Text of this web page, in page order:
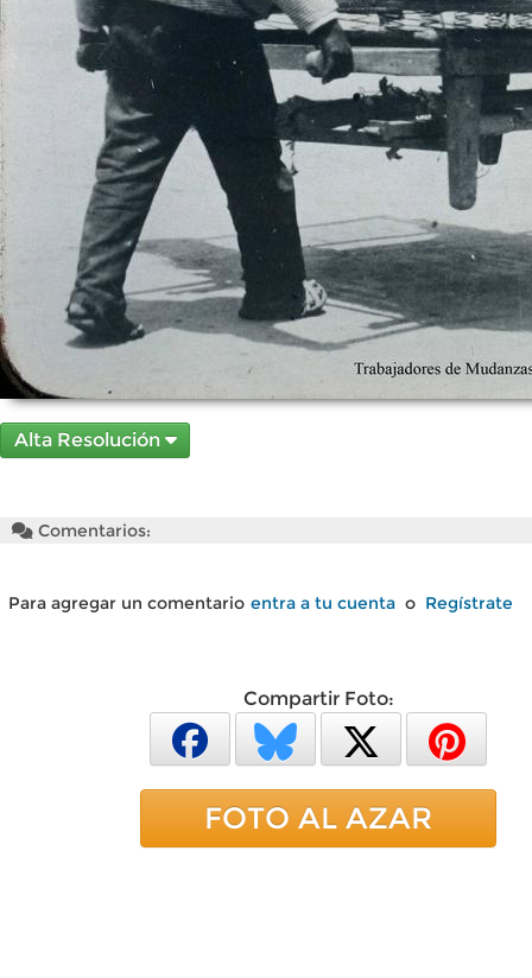
Alta Resolución
Comentarios:
Para agregar un comentario entra a tu cuenta o Regístrate
Compartir Foto:
FOTO AL AZAR